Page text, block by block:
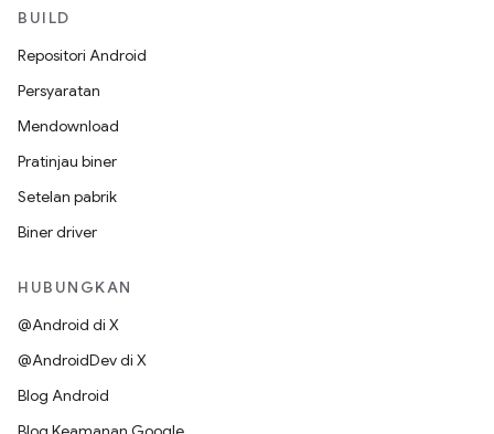
BUILD
Repositori Android
Persyaratan
Mendownload
Pratinjau biner
Setelan pabrik
Biner driver
HUBUNGKAN
@Android di X
@AndroidDev di X
Blog Android